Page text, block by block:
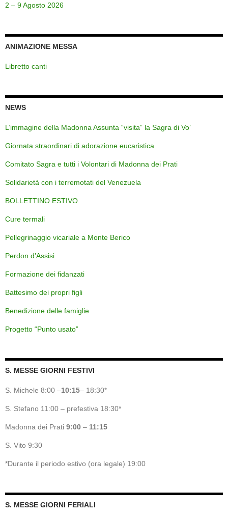
2 – 9 Agosto 2026
ANIMAZIONE MESSA
Libretto canti
NEWS
L’immagine della Madonna Assunta “visita” la Sagra di Vo’
Giornata straordinari di adorazione eucaristica
Comitato Sagra e tutti i Volontari di Madonna dei Prati
Solidarietà con i terremotati del Venezuela
BOLLETTINO ESTIVO
Cure termali
Pellegrinaggio vicariale a Monte Berico
Perdon d’Assisi
Formazione dei fidanzati
Battesimo dei propri figli
Benedizione delle famiglie
Progetto “Punto usato”
S. MESSE GIORNI FESTIVI
S. Michele 8:00 –10:15– 18:30*
S. Stefano 11:00 – prefestiva 18:30*
Madonna dei Prati 9:00 – 11:15
S. Vito 9:30
*Durante il periodo estivo (ora legale) 19:00
S. MESSE GIORNI FERIALI